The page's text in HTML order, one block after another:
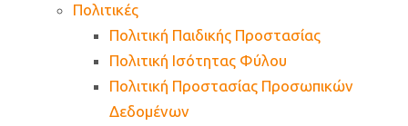
Πολιτικές
Πολιτική Παιδικής Προστασίας
Πολιτική Ισότητας Φύλου
Πολιτική Προστασίας Προσωπικών
Δεδομένων